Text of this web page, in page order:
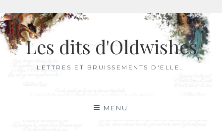
Aller
au
contenuLes dits d'Oldwishes
LETTRES ET BRUISSEMENTS D'ELLE…
MENU